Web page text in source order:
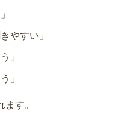
やすい」
」
」
す。